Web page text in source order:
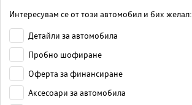
Интересувам се от този автомобил и бих желал:
Детайли за автомобила
Пробно шофиране
Оферта за финансиране
Аксесоари за автомобила